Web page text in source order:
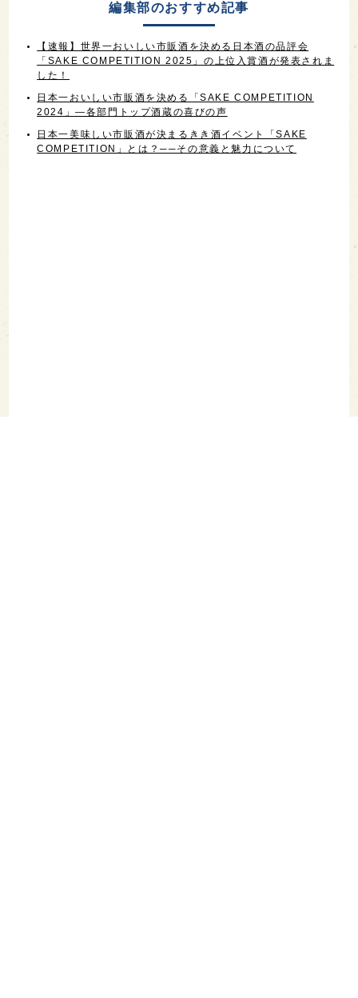
編集部のおすすめ記事
【速報】世界一おいしい市販酒を決める日本酒の品評会
「SAKE COMPETITION 2025」の上位入賞酒が発表されま
した！
日本一おいしい市販酒を決める「SAKE COMPETITION
2024」—各部門トップ酒蔵の喜びの声
日本一美味しい市販酒が決まるきき酒イベント「SAKE
COMPETITION」とは？──その意義と魅力について